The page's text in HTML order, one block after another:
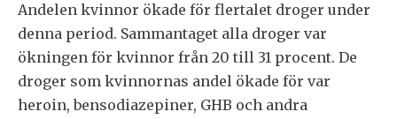
Andelen kvinnor ökade för flertalet droger under
denna period. Sammantaget alla droger var
ökningen för kvinnor från 20 till 31 procent. De
droger som kvinnornas andel ökade för var
heroin, bensodiazepiner, GHB och andra